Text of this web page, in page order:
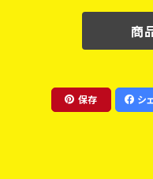
商
保存 シ